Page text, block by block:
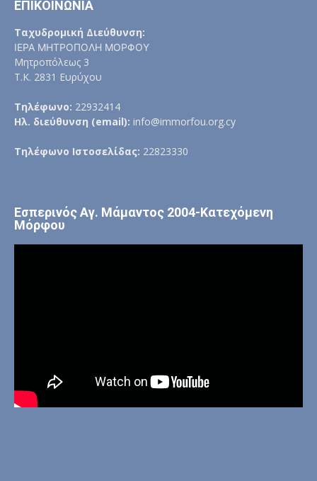
ΕΠΙΚΟΙΝΩΝΙΑ
Ταχυδρομική Διεύθυνση:
ΙΕΡΑ ΜΗΤΡΟΠΟΛΗ ΜΟΡΦΟΥ
Μητροπόλεως 3
Τ.Κ. 2831 Ευρύχου
Τηλέφωνο: 22932414
Ηλ. διεύθυνση (email): info@immorfou.org.cy
Τηλέφωνο Ιστοσελίδας: 22823330
Εσπερινός Αγ. Μάμαντος 2004-Κατεχόμενη
Μόρφου